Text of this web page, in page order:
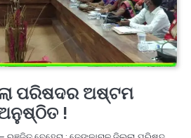
ପରିଷଦର ଅଷ୍ଟମ
!